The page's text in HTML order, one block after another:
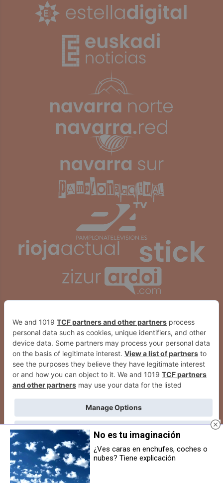
El Fuerte de San Cristóbal pasa a
ser oficialmente Lugar de
Memoria Democrática
Berriozar celebra 35 años como
No es tu imaginación
¿Ves caras en enchufes, coches o
nubes? Tiene explicación